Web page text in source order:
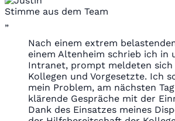
Stimme aus dem Team
„
Nach einem extrem
einem Altenheim schrieb ich in
Intranet, prompt meldeten sich
Kollegen und Vorgesetzte. Ich
mein Problem, am nächsten
klärende Gespräche mit der
Dank des Einsatzes meines